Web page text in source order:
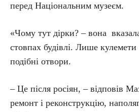
перед Національним музеєм.
«Чому тут дірки? – вона
стовпах будівлі. Лише
подібні отвори.
– Це після росіян, – відповів
ремонт і реконструкцію,